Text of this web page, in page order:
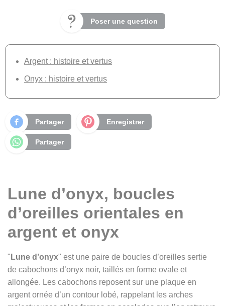
Poser une question
Argent : histoire et vertus
Onyx : histoire et vertus
Partager Enregistrer
Partager
Lune d’onyx, boucles
d’oreilles orientales en
argent et onyx
" Lune d’onyx" est une paire de boucles d’oreilles sertie
de cabochons d’onyx noir, taillés en forme ovale et
allongée. Les cabochons reposent sur une plaque en
argent ornée d’un contour lobé, rappelant les arches